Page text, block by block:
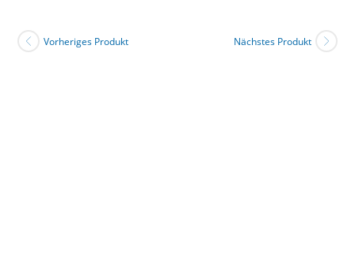
Vorheriges Produkt Nächstes Produkt